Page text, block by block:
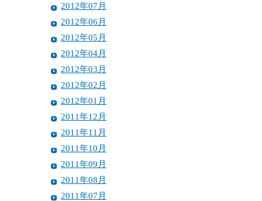
2012年07月
2012年06月
2012年05月
2012年04月
2012年03月
2012年02月
2012年01月
2011年12月
2011年11月
2011年10月
2011年09月
2011年08月
2011年07月